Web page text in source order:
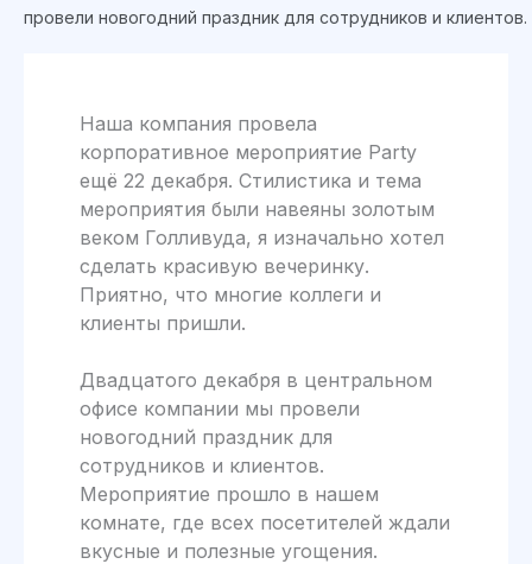
провели новогодний праздник для сотрудников и клиентов.
Наша компания провела
корпоративное мероприятие Party
ещё 22 декабря. Стилистика и тема
мероприятия были навеяны золотым
веком Голливуда, я изначально хотел
сделать красивую вечеринку.
Приятно, что многие коллеги и
клиенты пришли.
Двадцатого декабря в центральном
офисе компании мы провели
новогодний праздник для
сотрудников и клиентов.
Мероприятие прошло в нашем
комнате, где всех посетителей ждали
вкусные и полезные угощения.